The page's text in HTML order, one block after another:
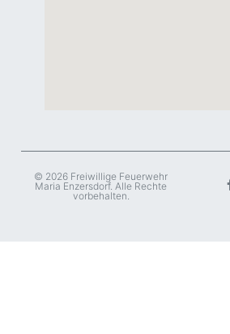
© 2026 Freiwillige Feuerwehr
Maria Enzersdorf. Alle Rechte
vorbehalten.